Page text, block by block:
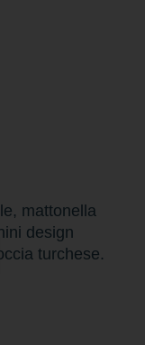
mattonella
design
turchese.